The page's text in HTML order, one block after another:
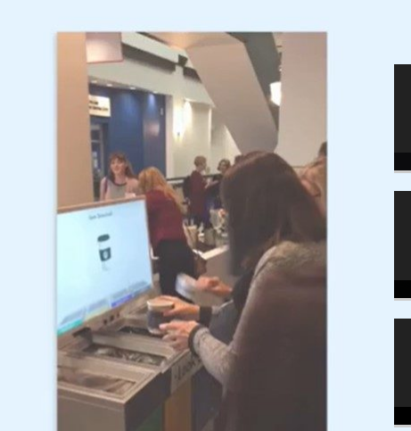
圾數據集，以幫助人們進行垃圾回收。
的垃圾數據集 WasteNet，並提供了 AI 驅動的垃圾分
Intuitive AI 可以通過機器學習和電腦視覺來檢測人們手
上的物品進行分類，並語音提醒人們遺漏分類的垃圾，
算功能，該產品可以通過 WasteNet 中近 100 萬張圖
Oscar。 “Oscar 是一款脾氣暴躁、會說話的 AI。”
，那麼他們會受到 Oscar 讚揚；反之，Oscar會因他們